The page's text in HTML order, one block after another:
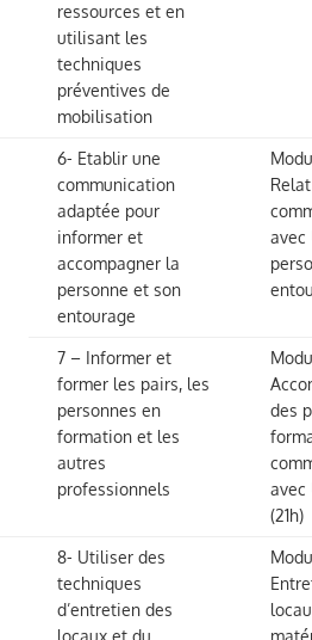
ressources et en
utilisant les
techniques
préventives de
mobilisation
6- Etablir une
communication
adaptée pour
informer et
accompagner la
personne et son
entourage
avec
7 – Informer et
former les pairs, les
personnes en
formation et les
autres
professionnels
des
avec
(21h)
8- Utiliser des
techniques
d’entretien des